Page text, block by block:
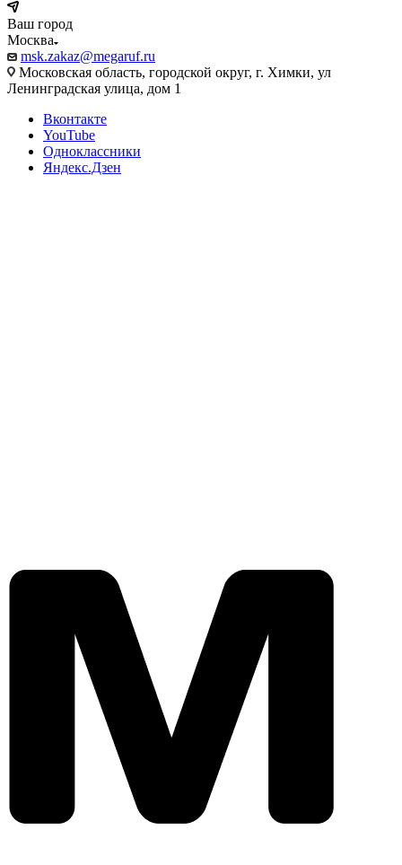
Ваш город
Москва
msk.zakaz@megaruf.ru
Московская область, городской округ, г. Химки, ул
Ленинградская улица, дом 1
Вконтакте
YouTube
Одноклассники
Яндекс.Дзен